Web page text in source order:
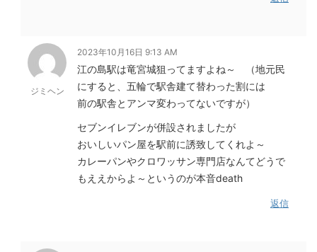
ジミヘン
2023年10月16日 9:13 AM
江の島駅は竜宮城狙ってますよね～ （地元民
にすると、五輪で駅舎建て替わった割には
前の駅舎とアンマ変わってないですが）
セブンイレブンが併設されましたが
おいしいパン屋を駅前に誘致してくれよ～
カレーパンやクロワッサン専門店なんてどうで
もええからよ～というのが本音death
返信